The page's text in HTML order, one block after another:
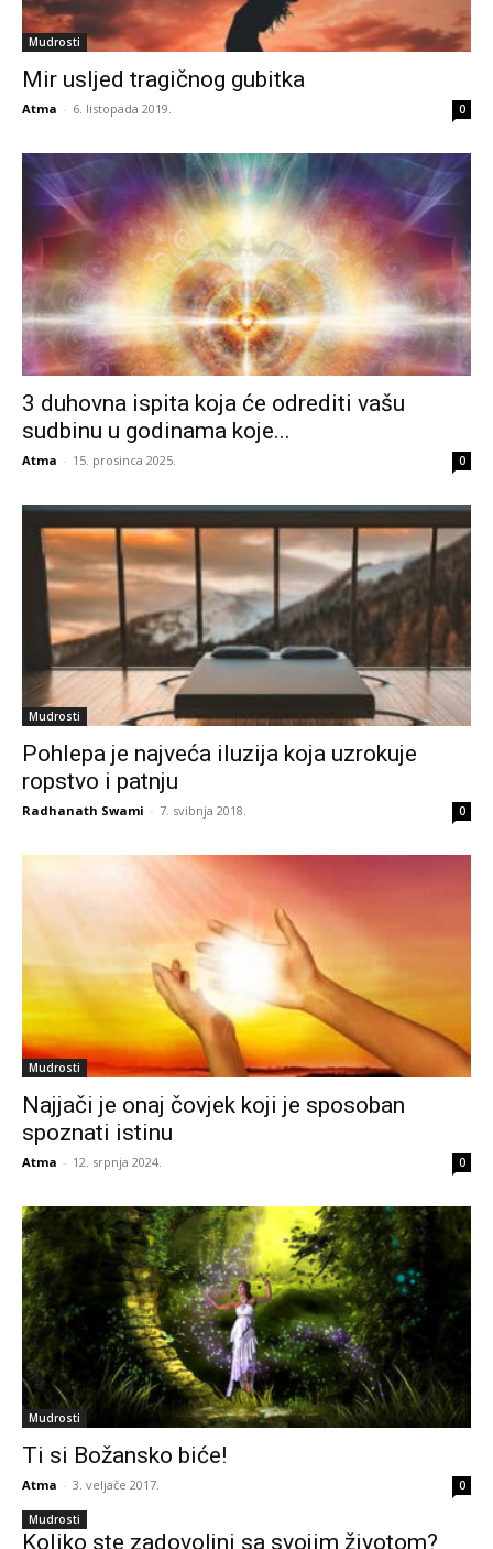
Mudrosti
Mir usljed tragičnog gubitka
Atma - 6. listopada 2019. 0
3 duhovna ispita koja će odrediti vašu
sudbinu u godinama koje...
Atma - 15. prosinca 2025. 0
Mudrosti
Pohlepa je najveća iluzija koja uzrokuje
ropstvo i patnju
Radhanath Swami - 7. svibnja 2018. 0
Mudrosti
Najjači je onaj čovjek koji je sposoban
spoznati istinu
Atma - 12. srpnja 2024. 0
Mudrosti
Ti si Božansko biće!
Atma - 3. veljače 2017. 0
Mudrosti
Koliko ste zadovoljni sa svojim životom?